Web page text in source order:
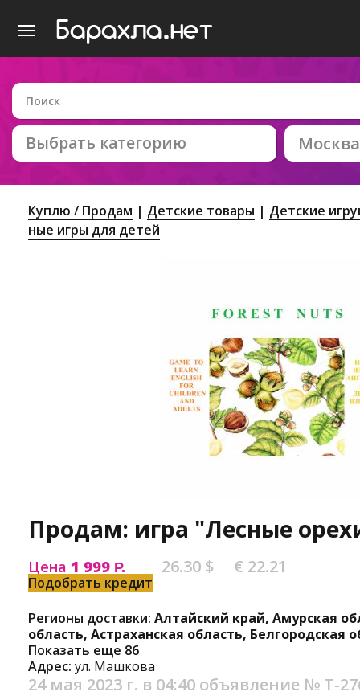
Выбрать категорию Москва
Куплю / Продам Детские товары
Детские
ные игры для детей
Продам: игра "Лесные
Цена 1 999 Р. 26.30 $ € 22.21
Подобрать кредит
Регионы доставки: Алтайский край, Амурская
область, Астраханская область, Белгородская
Показать еще 86
Адрес: ул. Машкова
24 мая 2023 г. в 04:40 объявление № Т-